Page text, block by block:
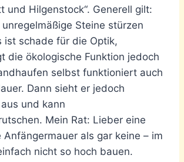
und Hilgenstock“. Generell gilt:
Steine stürzen
ist schade für die Optik,
die ökologische Funktion jedoch
selbst funktioniert auch
Dann sieht er jedoch
und kann
Mein Rat: Lieber eine
Anfängermauer als gar keine – im
nicht so hoch bauen.